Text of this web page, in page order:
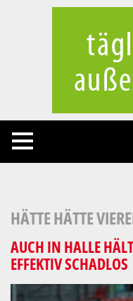
HÄTTE HÄTTE
AUCH IN HALLE
EFFEKTIV SCHADLOS
Cookies management